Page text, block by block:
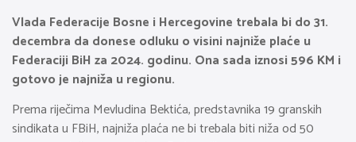
Vlada Federacije Bosne i Hercegovine trebala bi do 31.
decembra da donese odluku o visini najniže plaće u
Federaciji BiH za 2024. godinu. Ona sada iznosi 596 KM i
gotovo je najniža u regionu.
Prema riječima Mevludina Bektića, predstavnika 19 granskih
sindikata u FBiH, najniža plaća ne bi trebala biti niža od 50